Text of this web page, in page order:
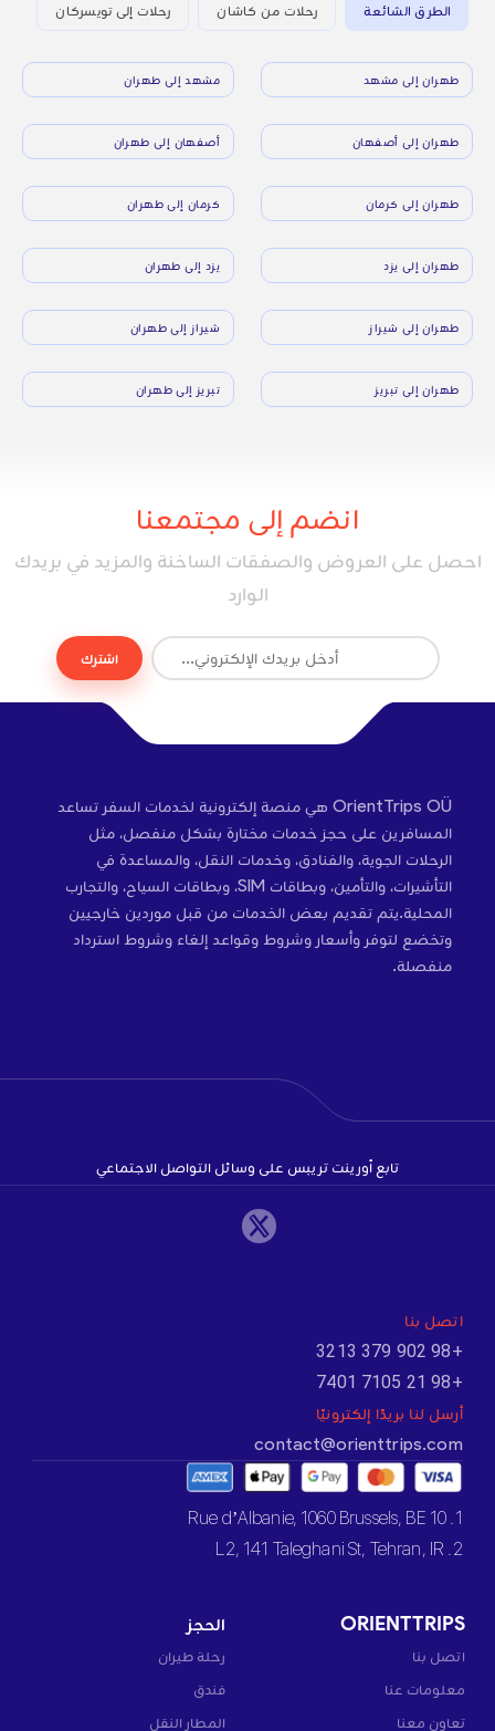
الطرق الشائعة رحلات من كاشان رحلات إلى تويسركان
طهران إلى مشهد مشهد إلى طهران
طهران إلى أصفهان أصفهان إلى طهران
طهران إلى كرمان كرمان إلى طهران
طهران إلى يزد يزد إلى طهران
طهران إلى شيراز شيراز إلى طهران
طهران إلى تبريز تبريز إلى طهران
انضم إلى مجتمعنا
احصل على العروض والصفقات الساخنة والمزيد في بريدك
الوارد
اشترك
OrientTrips OÜ هي منصة إلكترونية لخدمات السفر تساعد
المسافرين على حجز خدمات مختارة بشكل منفصل، مثل
الرحلات الجوية، والفنادق، وخدمات النقل، والمساعدة في
التأشيرات، والتأمين، وبطاقات SIM، وبطاقات السياح، والتجارب
المحلية.يتم تقديم بعض الخدمات من قبل موردين خارجيين
وتخضع لتوفر وأسعار وشروط وقواعد إلغاء وشروط استرداد
منفصلة.
تابع أورينت تريبس على وسائل التواصل الاجتماعي
اتصل بنا
+98 902 379 3213
+98 21 7105 7401
أرسل لنا بريدًا إلكترونيًا
contact@orienttrips.com
1. 10 Rue d’Albanie, 1060 Brussels, BE
2. L2, 141 Taleghani St, Tehran, IR
ORIENTTRIPS
اتصل بنا
معلومات عنا
تعاون معنا
الحجز
رحلة طيران
فندق
المطار النقل